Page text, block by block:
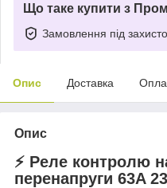
Що таке купити з
Замовлення під
Опис Доставка
Опис
⚡ Реле контролю
перенапруги 63A